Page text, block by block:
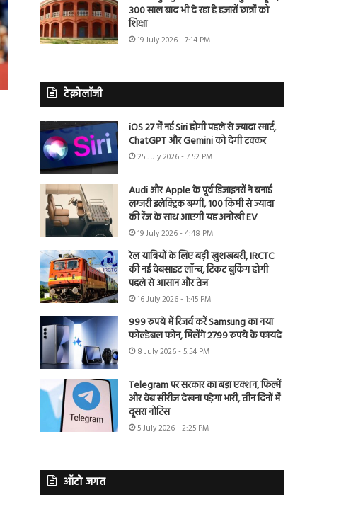
300 साल बाद भी दे रहा है हजारों छात्रों को
शिक्षा
19 July 2026 - 7:14 PM
टेक्नोलॉजी
iOS 27 में नई Siri होगी पहले से ज्यादा स्मार्ट,
ChatGPT और Gemini को देगी टक्कर
25 July 2026 - 7:52 PM
Audi और Apple के पूर्व डिजाइनरों ने बनाई
लग्जरी इलेक्ट्रिक बग्गी, 100 किमी से ज्यादा
की रेंज के साथ आएगी यह अनोखी EV
19 July 2026 - 4:48 PM
रेल यात्रियों के लिए बड़ी खुशखबरी, IRCTC
की नई वेबसाइट लॉन्च, टिकट बुकिंग होगी
पहले से आसान और तेज
16 July 2026 - 1:45 PM
999 रुपये में रिजर्व करें Samsung का नया
फोल्डेबल फोन, मिलेंगे 2799 रुपये के फायदे
8 July 2026 - 5:54 PM
Telegram पर सरकार का बड़ा एक्शन, फिल्में
और वेब सीरीज देखना पड़ेगा भारी, तीन दिनों में
दूसरा नोटिस
5 July 2026 - 2:25 PM
ऑटो जगत